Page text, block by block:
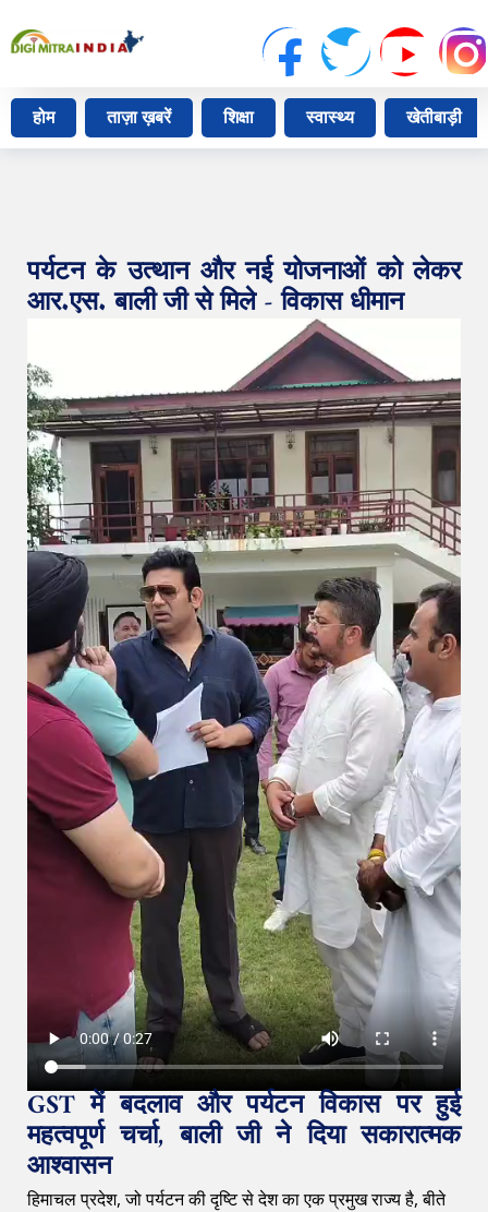
होम ताज़ा ख़बरें शिक्षा स्वास्थ्य खेतीबाड़ी
पर्यटन के उत्थान और नई योजनाओं को लेकर
आर.एस. बाली जी से मिले - विकास धीमान
GST में बदलाव और पर्यटन विकास पर हुई
महत्वपूर्ण चर्चा, बाली जी ने दिया सकारात्मक
आश्वासन
हिमाचल प्रदेश, जो पर्यटन की दृष्टि से देश का एक प्रमुख राज्य है, बीते